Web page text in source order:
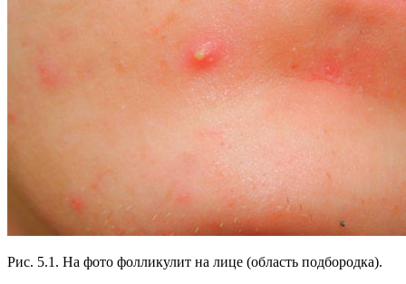
Рис. 5.1. На фото фолликулит на лице (область подбородка).